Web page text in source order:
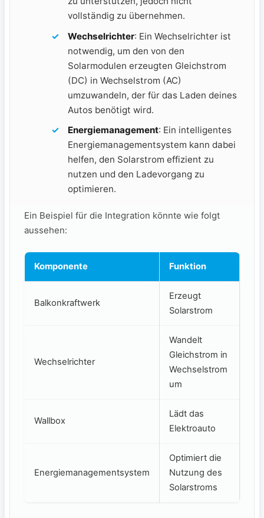
vollständig zu ⁢übernehmen.
Wechselrichter: ‌Ein Wechselrichter⁤ ist
⁢notwendig, ​um den von den
Solarmodulen erzeugten‍ Gleichstrom
(DC)⁣ in ​Wechselstrom ⁣(AC)
‌umzuwandeln, ​der ​für das ​Laden deines
Autos benötigt wird.
Energiemanagement: Ein intelligentes
Energiemanagementsystem kann‍ dabei‌
helfen, den Solarstrom effizient zu
nutzen und den ‍Ladevorgang zu
optimieren.
Ein Beispiel für die Integration könnte wie ⁢folgt​
aussehen:
Komponente Funktion
Balkonkraftwerk
Erzeugt
⁢Solarstrom
Wechselrichter
Wandelt
Gleichstrom in
Wechselstrom
um
Wallbox
Lädt das
Elektroauto
Energiemanagementsystem
Optimiert ​die
Nutzung ‍des
Solarstroms